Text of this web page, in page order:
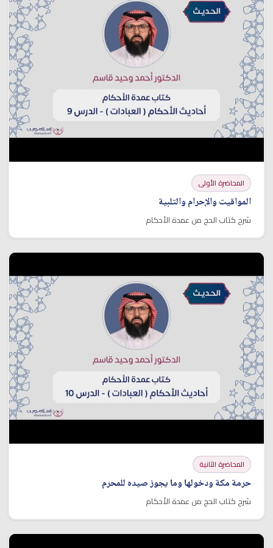
المحاضرة الأولى
المواقيت والإحرام والتلبية
شرح كتاب الحج من عمدة الأحكام
المحاضرة الثانية
حرمة مكة ودخولها وما يجوز صيده للمحرم
شرح كتاب الحج من عمدة الأحكام